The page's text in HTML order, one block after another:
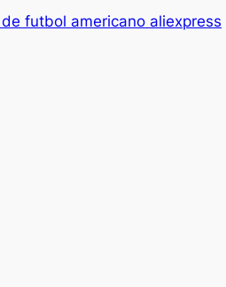
futbol americano aliexpress